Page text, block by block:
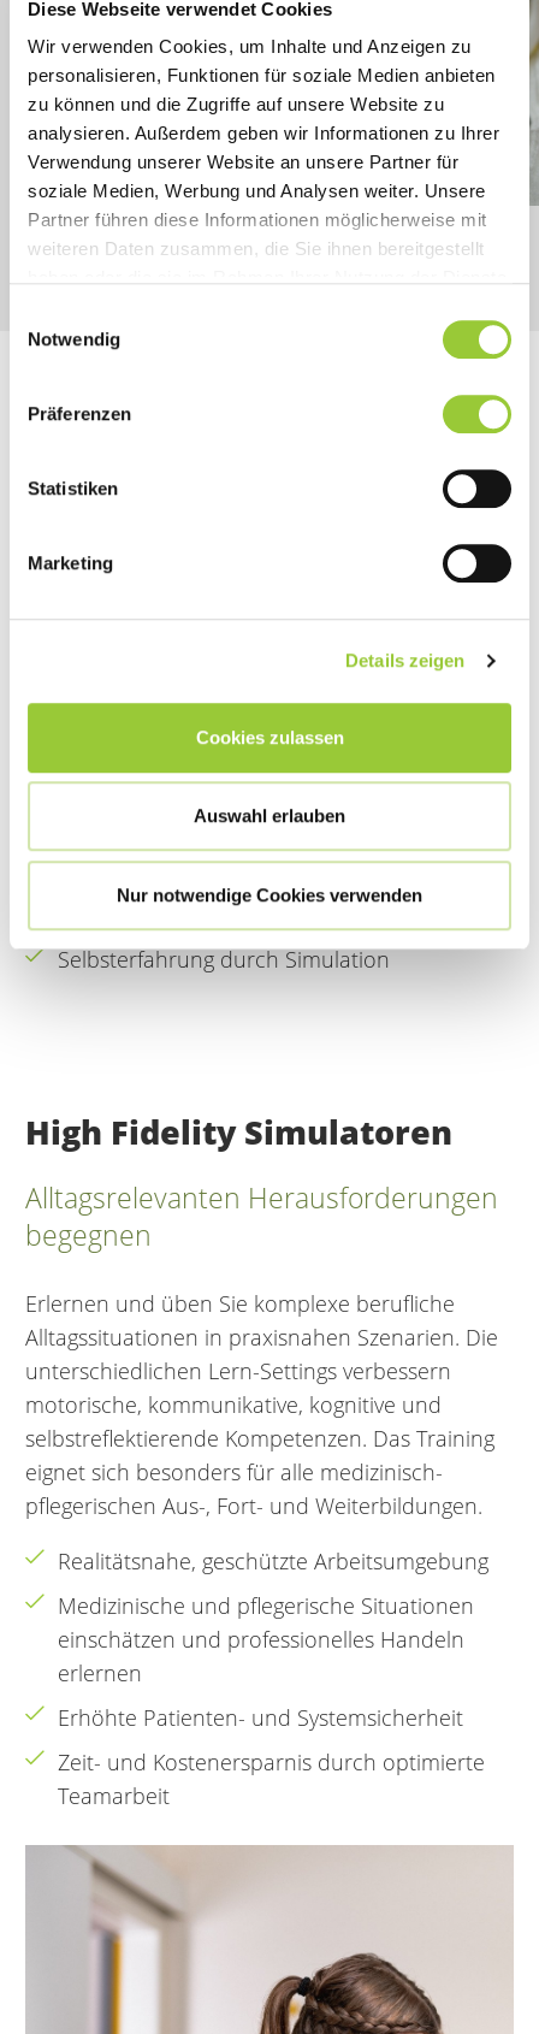
Diese Webseite verwendet Cookies
Wir verwenden Cookies, um Inhalte und Anzeigen zu
personalisieren, Funktionen für soziale Medien anbieten
zu können und die Zugriffe auf unsere Website zu
analysieren. Außerdem geben wir Informationen zu Ihrer
Verwendung unserer Website an unsere Partner für
soziale Medien, Werbung und Analysen weiter. Unsere
Partner führen diese Informationen möglicherweise mit
weiteren Daten zusammen, die Sie ihnen bereitgestellt
Cookies, wenn Sie unsere Webseite weiterhin nutzen.
Notwendig
Präferenzen
Statistiken
Marketing
Details zeigen
Cookies zulassen
Auswahl erlauben
Nur notwendige Cookies verwenden
Erfahrung Simulationsanzug
Einschränkungen des Alters erfahren
Erleben Sie die motorische und sensorische
Lebensrealität im Alter. Mit Hilfe eines
Simulationsanzugs bewegen Sie sich durch
Alltag mit allen Sinnen neu. Das Verständnis für
Senioren und deren Verhalten wird dadurch
Erhöhtes Verständnis für Senioren und deren
Veränderungen und deren Auswirkungen
Selbsterfahrung durch Simulation
High Fidelity Simulatoren
Alltagsrelevanten Herausforderungen
begegnen
Erlernen und üben Sie komplexe berufliche
Alltagssituationen in praxisnahen Szenarien. Die
unterschiedlichen Lern-Settings verbessern
motorische, kommunikative, kognitive und
selbstreflektierende Kompetenzen. Das Training
eignet sich besonders für alle medizinisch-
pflegerischen Aus-, Fort- und Weiterbildungen.
Realitätsnahe, geschützte Arbeitsumgebung
Medizinische und pflegerische Situationen
einschätzen und professionelles Handeln
erlernen
Erhöhte Patienten- und Systemsicherheit
Zeit- und Kostenersparnis durch optimierte
Teamarbeit